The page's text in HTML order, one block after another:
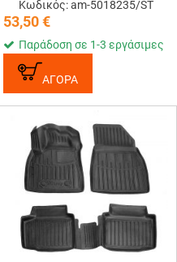
Κωδικός: am-5018235/ST
53,50€
Παράδοση σε 1-3 εργάσιμες
ΑΓΟΡΑ